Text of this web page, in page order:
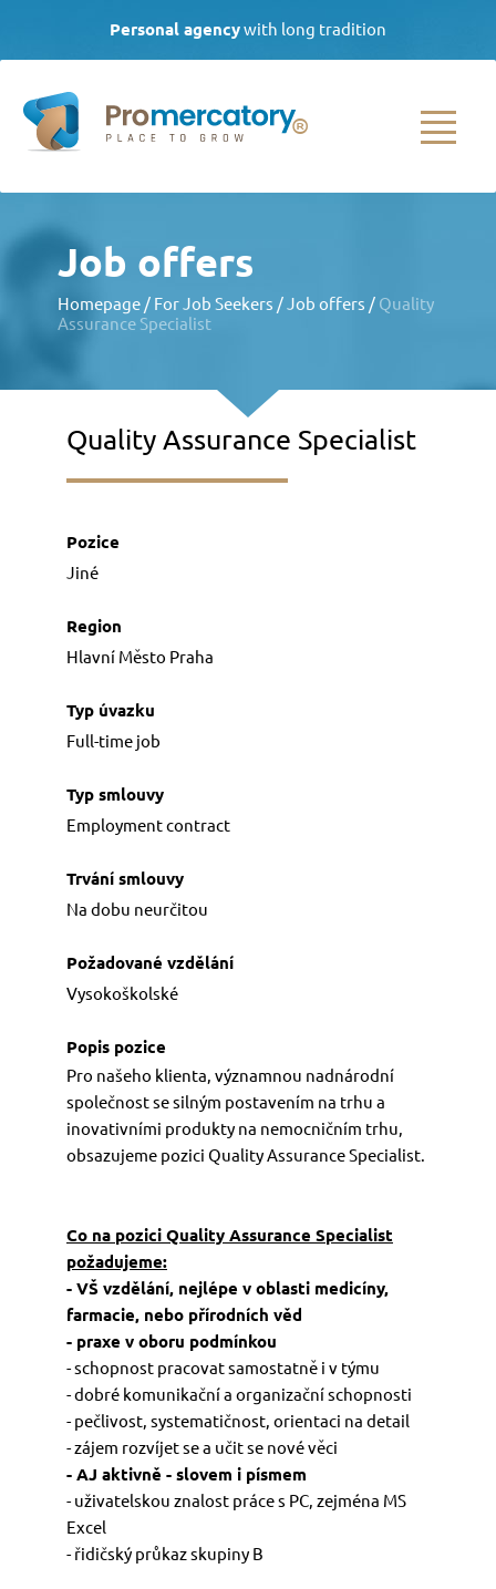
Personal agencywith long tradition
| Call daily from 8.00 to 16.00
HOMEPAGE
Employee selection
Other services
Preparation for interview
Licences and certificates
References
CONTACT
Job offers
Homepage / For Job Seekers /Job offers / Quality
Assurance Specialist
Quality Assurance Specialist
Jiné
Hlavní Město Praha
Full-time job
Employment contract
Na dobu neurčitou
Vysokoškolské
Pro našeho klienta, významnou nadnárodní
společnost se silným postavením na trhu a
inovativními produkty na nemocničním trhu,
obsazujeme pozici Quality Assurance Specialist.
Co na pozici Quality Assurance Specialist
požadujeme:
- VŠ vzdělání, nejlépe v oblasti medicíny,
farmacie, nebo přírodních věd
- praxe v oboru podmínkou
- schopnost pracovat samostatně i v týmu
- dobré komunikační a organizační schopnosti
- pečlivost, systematičnost, orientaci na detail
- zájem rozvíjet se a učit se nové věci
- AJ aktivně - slovem i písmem
- uživatelskou znalost práce s PC, zejména MS
Excel
- řidičský průkaz skupiny B